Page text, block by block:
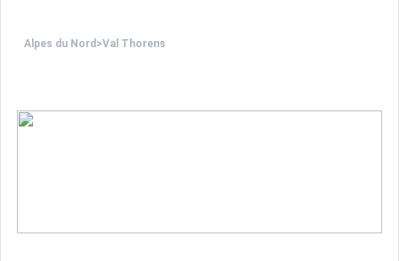
Alpes du Nord >Val Thorens